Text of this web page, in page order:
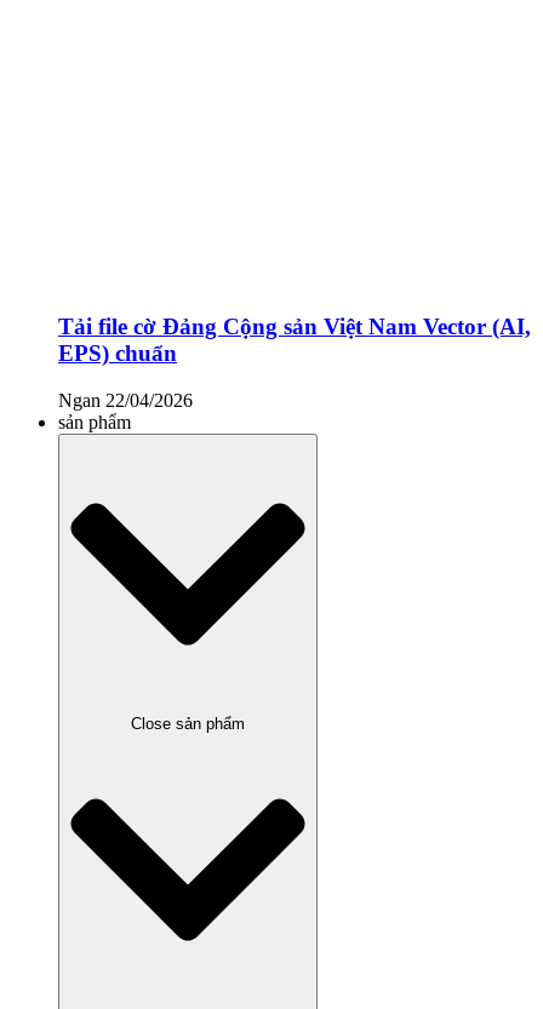
Tải file cờ Đảng Cộng sản Việt Nam Vector (AI,
EPS) chuẩn
Ngan 22/04/2026
sản phẩm
Close sản phẩm